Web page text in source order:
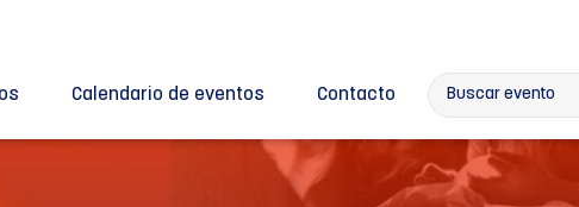
Calendario de eventos Contacto